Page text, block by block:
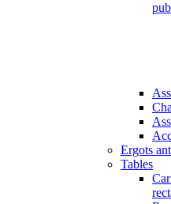
Ergots
Tables